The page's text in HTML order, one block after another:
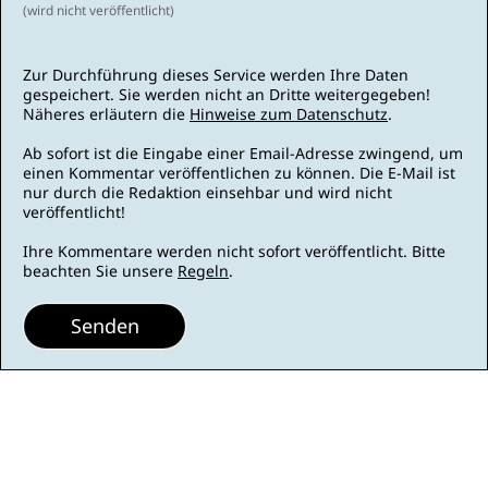
(wird nicht veröffentlicht)
Zur Durchführung dieses Service werden Ihre Daten
gespeichert. Sie werden nicht an Dritte weitergegeben!
Näheres erläutern die Hinweise zum Datenschutz.
Ab sofort ist die Eingabe einer Email-Adresse zwingend, um
einen Kommentar veröffentlichen zu können. Die E-Mail ist
nur durch die Redaktion einsehbar und wird nicht
veröffentlicht!
Ihre Kommentare werden nicht sofort veröffentlicht. Bitte
beachten Sie unsere Regeln.
Senden